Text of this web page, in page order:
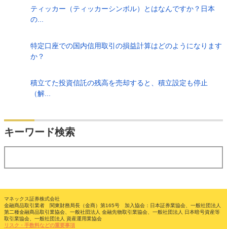
ティッカー（ティッカーシンボル）とはなんですか？日本
の...
特定口座での国内信用取引の損益計算はどのようになります
か？
積立てた投資信託の残高を売却すると、積立設定も停止
（解...
キーワード検索
マネックス証券株式会社
金融商品取引業者 関東財務局長（金商）第165号 加入協会：日本証券業協会、一般社団法人
第二種金融商品取引業協会、一般社団法人 金融先物取引業協会、一般社団法人 日本暗号資産等
取引業協会、一般社団法人 資産運用業協会
リスク・手数料などの重要事項